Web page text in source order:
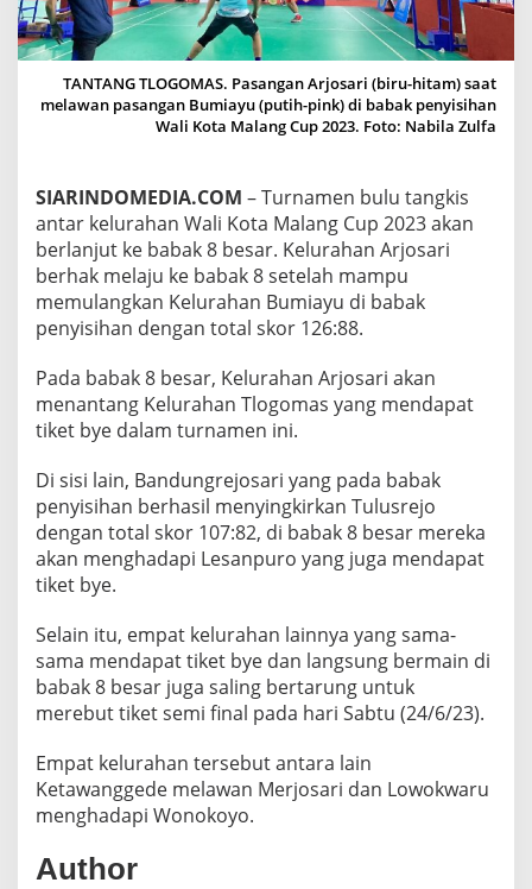
O
M
A
D
I
B
A
K
8
B
E
S
A
W
A
L
O
T
A
M
A
N
G
C
U
P
0
2
3
TANTANG TLOGOMAS. Pasangan Arjosari (biru-hitam) saat
melawan pasangan Bumiayu (putih-pink) di babak penyisihan
Wali Kota Malang Cup 2023. Foto: Nabila Zulfa
SIARINDOMEDIA.COM – Turnamen bulu tangkis
antar kelurahan Wali Kota Malang Cup 2023 akan
berlanjut ke babak 8 besar. Kelurahan Arjosari
berhak melaju ke babak 8 setelah mampu
memulangkan Kelurahan Bumiayu di babak
penyisihan dengan total skor 126:88.
Pada babak 8 besar, Kelurahan Arjosari akan
menantang Kelurahan Tlogomas yang mendapat
tiket bye dalam turnamen ini.
Di sisi lain, Bandungrejosari yang pada babak
penyisihan berhasil menyingkirkan Tulusrejo
dengan total skor 107:82, di babak 8 besar mereka
akan menghadapi Lesanpuro yang juga mendapat
tiket bye.
Selain itu, empat kelurahan lainnya yang sama-
sama mendapat tiket bye dan langsung bermain di
babak 8 besar juga saling bertarung untuk
merebut tiket semi final pada hari Sabtu (24/6/23).
Empat kelurahan tersebut antara lain
Ketawanggede melawan Merjosari dan Lowokwaru
menghadapi Wonokoyo.
Author